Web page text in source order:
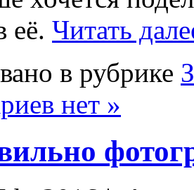
её. Читать
в рубрике
нет »